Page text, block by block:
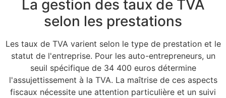
La gestion des taux de TVA
selon les prestations
Les taux de TVA varient selon le type de prestation et le
statut de l'entreprise. Pour les auto-entrepreneurs, un
seuil spécifique de 34 400 euros détermine
l'assujettissement à la TVA. La maîtrise de ces aspects
fiscaux nécessite une attention particulière et un suivi